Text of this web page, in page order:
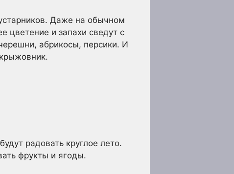
Даже на обычном
цветение и запахи сведут с
абрикосы, персики. И
радовать круглое лето.
фрукты и ягоды.